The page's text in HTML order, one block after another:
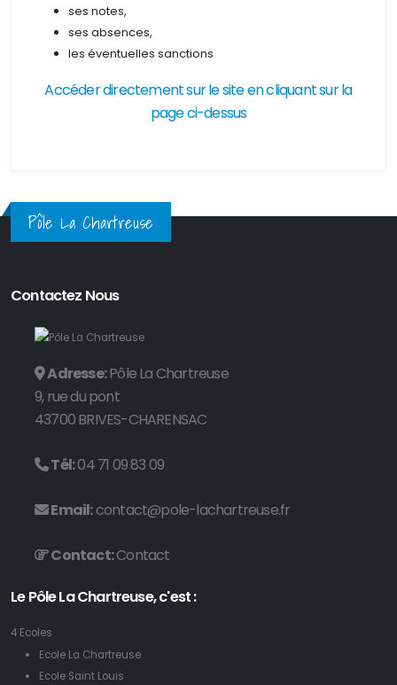
ses notes,
ses absences,
les éventuelles sanctions
Accéder directement sur le site en cliquant sur la
page ci-dessus
Pôle La Chartreuse
Contactez Nous
Adresse:Pôle La Chartreuse
9, rue du pont
43700 BRIVES-CHARENSAC
Tél:04 71 09 83 09
Email:contact@pole-lachartreuse.fr
Contact:Contact
Le Pôle La Chartreuse, c'est :
4 Ecoles
Ecole La Chartreuse
Ecole Saint Louis